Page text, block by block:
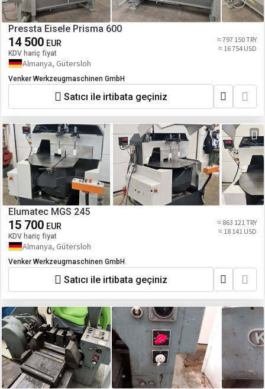
Pressta Eisele Prisma 600
14 500 EUR
KDV hariç fiyat
≈ 797 150 TRY
≈ 16 754 USD
Almanya, Gütersloh
Venker Werkzeugmaschinen GmbH
Satıcı ile irtibata geçiniz
Elumatec MGS 245
15 700 EUR
KDV hariç fiyat
≈ 863 121 TRY
≈ 18 141 USD
Almanya, Gütersloh
Venker Werkzeugmaschinen GmbH
Satıcı ile irtibata geçiniz